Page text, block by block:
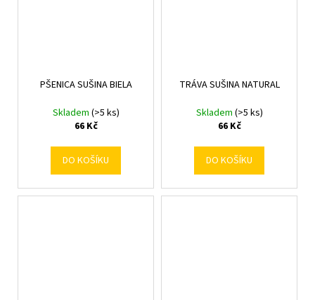
PŠENICA SUŠINA BIELA
Skladem (>5 ks)
66 Kč
DO KOŠÍKU
TRÁVA SUŠINA NATURAL
Skladem (>5 ks)
66 Kč
DO KOŠÍKU